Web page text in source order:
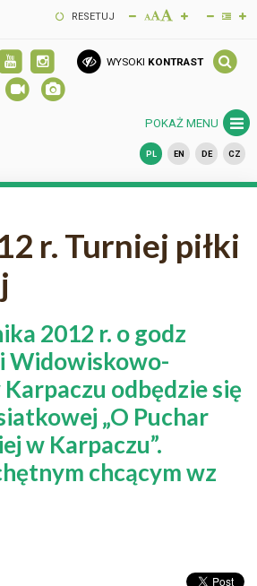
RESETUJ
WYSOKI KONTRAST
POKAŻ MENU
PL EN DE CZ
r. Turniej piłki
2012 r. o godz
Widowiskowo-
odbędzie się
„O Puchar
w Karpaczu”.
chcącym wz